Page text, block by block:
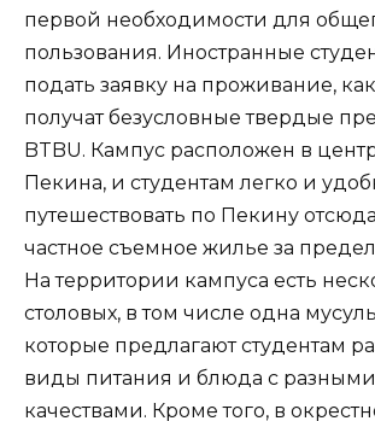
первой необходимости для
пользования. Иностранные
подать заявку на проживание,
получат безусловные твердые
BTBU. Кампус расположен в
Пекина, и студентам легко и
путешествовать по Пекину
частное съемное жилье за
На территории кампуса есть
столовых, в том числе одна
которые предлагают студентам
виды питания и блюда с
качествами. Кроме того, в